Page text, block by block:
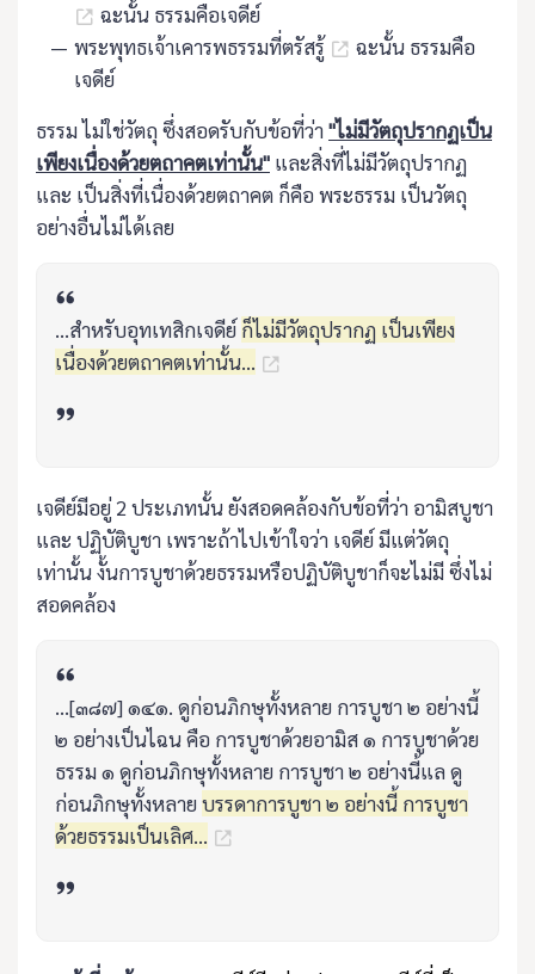
ฉะนั้น ธรรมคือเจดีย์
พระพุทธเจ้าเคารพธรรมที่ตรัสรู้
ฉะนั้น ธรรมคือ
เจดีย์
ธรรม ไม่ใช่วัตถุ ซึ่งสอดรับกับข้อที่ว่า "ไม่มีวัตถุปรากฏเป็น
เพียงเนื่องด้วยตถาคตเท่านั้น" และสิ่งที่ไม่มีวัตถุปรากฏ
และ เป็นสิ่งที่เนื่องด้วยตถาคต ก็คือ พระธรรม เป็นวัตถุ
อย่างอื่นไม่ได้เลย
...สำหรับอุทเทสิกเจดีย์ ก็ไม่มีวัตถุปรากฏ เป็นเพียง
เนื่องด้วยตถาคตเท่านั้น...
เจดีย์มีอยู่ 2 ประเภทนั้น ยังสอดคล้องกับข้อที่ว่า อามิสบูชา
และ ปฏิบัติบูชา เพราะถ้าไปเข้าใจว่า เจดีย์ มีแต่วัตถุ
เท่านั้น งั้นการบูชาด้วยธรรมหรือปฏิบัติบูชาก็จะไม่มี ซึ่งไม่
สอดคล้อง
...[๓๘๗] ๑๔๑. ดูก่อนภิกษุทั้งหลาย การบูชา ๒ อย่างนี้
๒ อย่างเป็นไฉน คือ การบูชาด้วยอามิส ๑ การบูชาด้วย
ธรรม ๑ ดูก่อนภิกษุทั้งหลาย การบูชา ๒ อย่างนี้แล ดู
ก่อนภิกษุทั้งหลาย บรรดาการบูชา ๒ อย่างนี้ การบูชา
ด้วยธรรมเป็นเลิศ...